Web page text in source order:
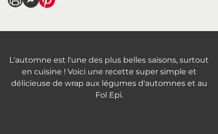
L'automne est l'une des plus belles saisons, surtout
en cuisine ! Voici une recette super simple et
délicieuse de wrap aux légumes d'automnes et au
Fol Epi.